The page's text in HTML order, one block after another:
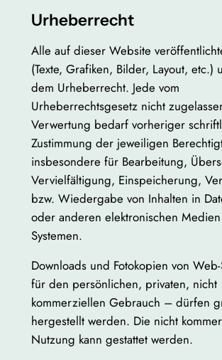
Urheberrecht
Alle auf dieser Website
(Texte, Grafiken, Bilder, Layout, etc.)
dem Urheberrecht. Jede vom
Urheberrechtsgesetz nicht
Verwertung bedarf vorheriger
Zustimmung der jeweiligen
insbesondere für Bearbeitung,
Vervielfältigung, Einspeicherung,
bzw. Wiedergabe von Inhalten in
oder anderen elektronischen
Systemen.
Downloads und Fotokopien von
für den persönlichen, privaten, nicht
kommerziellen Gebrauch – dürfen
hergestellt werden. Die nicht
Nutzung kann gestattet werden.